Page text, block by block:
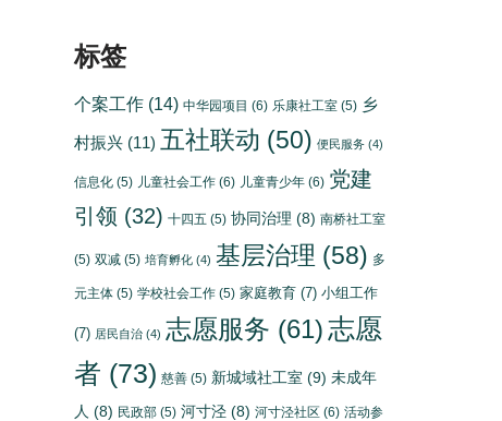
标签
个案工作 (14) 中华园项目 (6) 乐康社工室 (5) 乡
村振兴 (11) 五社联动 (50) 便民服务 (4)
信息化 (5) 儿童社会工作 (6) 儿童青少年 (6) 党建
引领 (32) 十四五 (5) 协同治理 (8) 南桥社工室
(5) 双减 (5) 培育孵化 (4) 基层治理 (58) 多
元主体 (5) 学校社会工作 (5) 家庭教育 (7) 小组工作
(7) 居民自治 (4) 志愿服务 (61)志愿
者 (73) 慈善 (5) 新城域社工室 (9) 未成年
人 (8) 民政部 (5) 河寸泾 (8) 河寸泾社区 (6) 活动参